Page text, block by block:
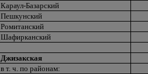
Караул-Базарский
Пешкунский
Ромитанский
Шафирканский
Джизакская
в т. ч. по районам: